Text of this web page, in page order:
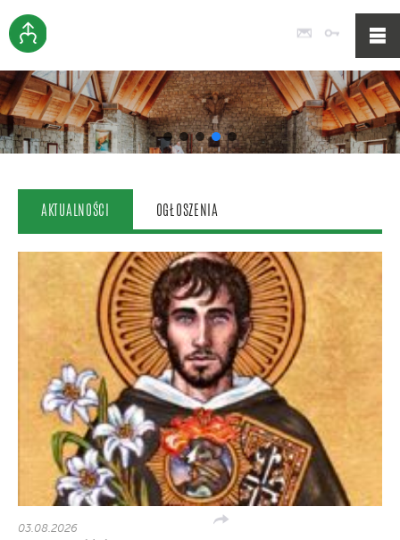
Poczta
AKTUALNOŚCI OGŁOSZENIA
03.08.2026